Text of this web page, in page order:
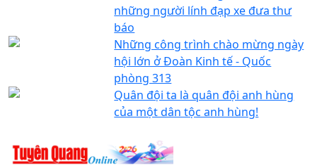
những người lính đạp xe đưa thư
báo
Những công trình chào mừng ngày
hội lớn ở Đoàn Kinh tế - Quốc
phòng 313
Quân đội ta là quân đội anh hùng
của một dân tộc anh hùng!